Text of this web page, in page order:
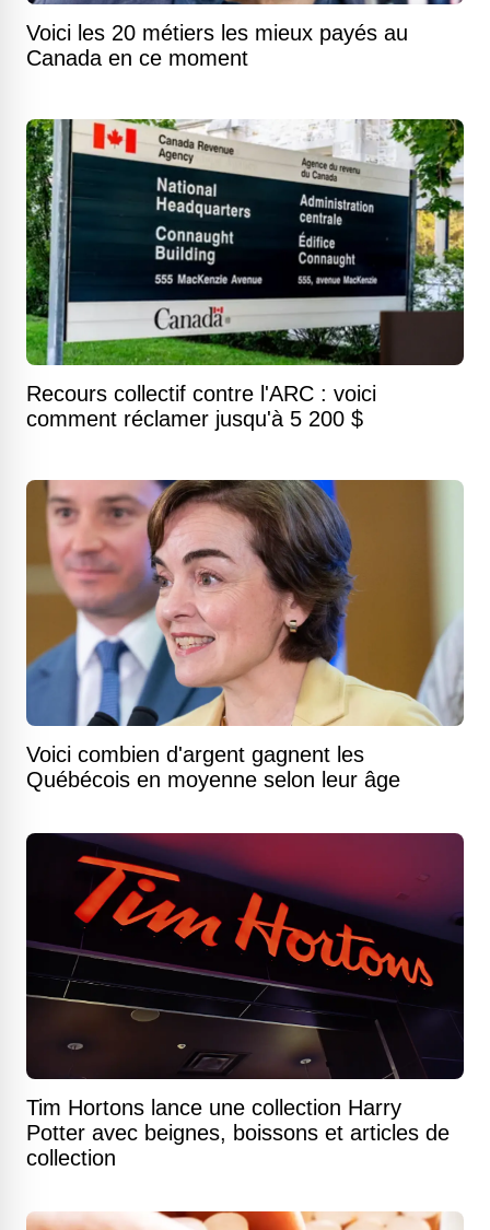
Voici les 20 métiers les mieux payés au
Canada en ce moment
Recours collectif contre l'ARC : voici
comment réclamer jusqu'à 5 200 $
Voici combien d'argent gagnent les
Québécois en moyenne selon leur âge
Tim Hortons lance une collection Harry
Potter avec beignes, boissons et articles de
collection